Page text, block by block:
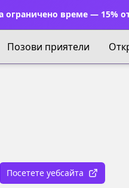
ограничено време — 15%
Позови приятели
Посетете уебсайта